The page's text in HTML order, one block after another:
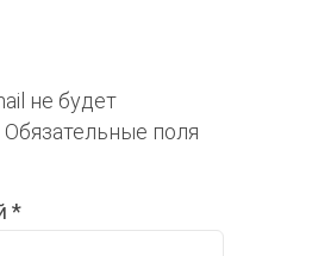
не будет
Обязательные поля
*